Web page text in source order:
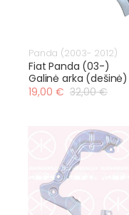
Panda (2003- 2012)
Fiat Panda (03-)
Galinė arka (dešinė)
19,00 € 32,00 €